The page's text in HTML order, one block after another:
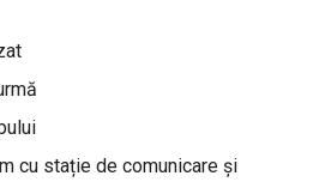
cu stație de comunicare și